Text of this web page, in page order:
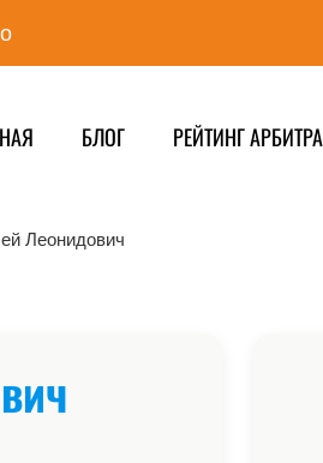
БЛОГ РЕЙТИНГ
Леонидович